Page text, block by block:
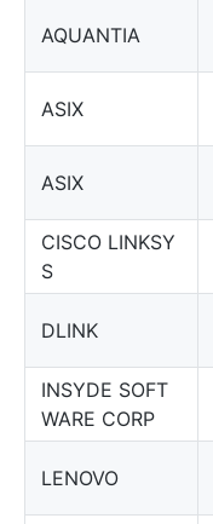
AQUANTIA
ASIX
ASIX
CISCO LINKSY
S
DLINK
INSYDE SOFT
WARE CORP
LENOVO